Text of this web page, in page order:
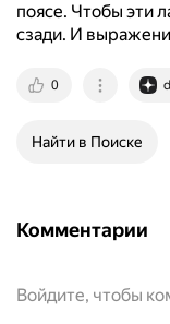
поясе. Чтобы эти
сзади. И
0
Найти в Поиске
Комментарии
Войдите, чтобы